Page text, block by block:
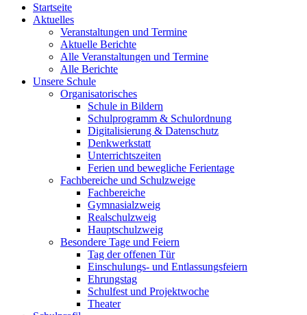
Startseite
Aktuelles
Veranstaltungen und Termine
Aktuelle Berichte
Alle Veranstaltungen und Termine
Alle Berichte
Unsere Schule
Organisatorisches
Schule in Bildern
Schulprogramm & Schulordnung
Digitalisierung & Datenschutz
Denkwerkstatt
Unterrichtszeiten
Ferien und bewegliche Ferientage
Fachbereiche und Schulzweige
Fachbereiche
Gymnasialzweig
Realschulzweig
Hauptschulzweig
Besondere Tage und Feiern
Tag der offenen Tür
Einschulungs- und Entlassungsfeiern
Ehrungstag
Schulfest und Projektwoche
Theater